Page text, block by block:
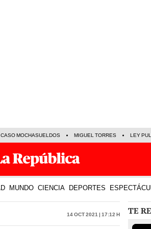
CASO MOCHASUELDOS MIGUEL TORRES LEY
MUNDO CIENCIA DEPORTES
14 Oct 2021 | 17:12 h TE